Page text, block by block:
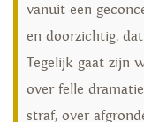
vanuit een
en doorzichtig,
Tegelijk gaat zijn
over felle
straf, over